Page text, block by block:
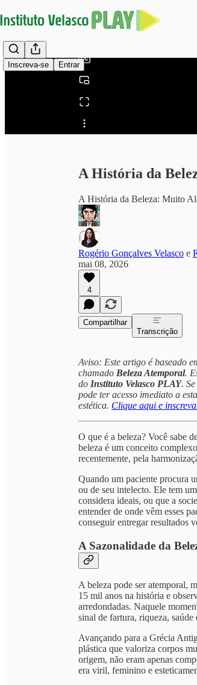
Inscreva-se Entrar
Compartilhar a partir
de0:00
/
A História da
A História da Beleza: Muito
Rogério Gonçalves Velasco e
mai 08, 2026
4
Compartilhar
Transcrição
Aviso: Este artigo é baseado
chamado Beleza Atemporal.
do Instituto Velasco PLAY.
pode ter acesso imediato a
estética. Clique aqui e
O que é a beleza? Você sabe
beleza é um conceito
recentemente, pela
Quando um paciente procura
ou de seu intelecto. Ele tem
considera ideais, ou que a
entender de onde vêm esses
conseguir entregar resultados
A Sazonalidade da
A beleza pode ser atemporal,
15 mil anos na história e
arredondadas. Naquele
sinal de fartura, riqueza,
Avançando para a Grécia
plástica que valoriza corpos
origem, não eram apenas
era viril, feminino e